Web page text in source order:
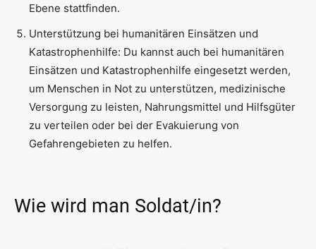
Ebene stattfinden.
Unterstützung bei humanitären Einsätzen und
Katastrophenhilfe: Du kannst auch bei humanitären
Einsätzen und Katastrophenhilfe eingesetzt werden,
um Menschen in Not zu unterstützen, medizinische
Versorgung zu leisten, Nahrungsmittel und Hilfsgüter
zu verteilen oder bei der Evakuierung von
Gefahrengebieten zu helfen.
Wie wird man Soldat/in?